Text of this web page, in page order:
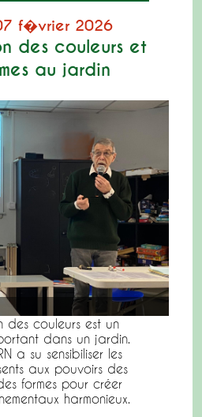
f�vrier 2026
des couleurs et
au jardin
des couleurs est un
dans un jardin.
a su sensibiliser les
aux pouvoirs des
formes pour créer
harmonieux.